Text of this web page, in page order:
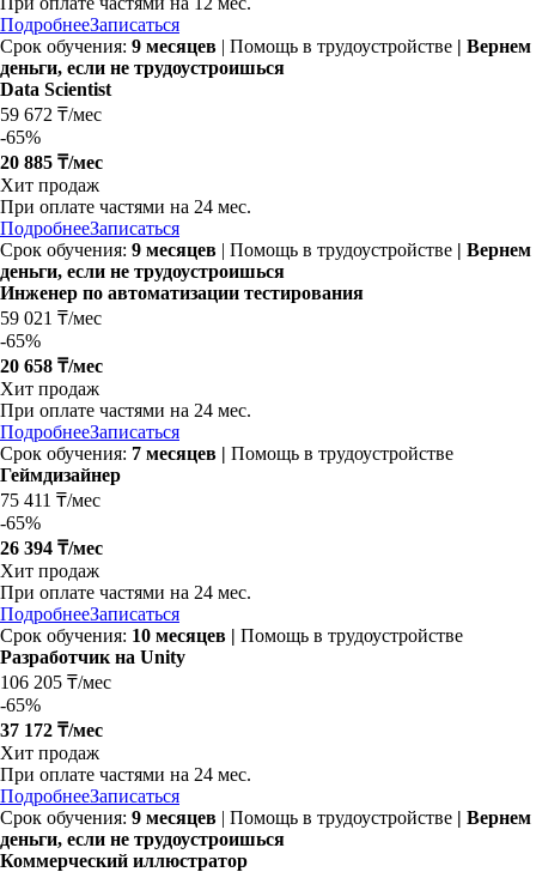
ПодробнееЗаписаться
Срок обучения: 9 месяцев | Помощь в трудоустройстве | Вернем
деньги, если не трудоустроишься
Data Scientist
59 672 ₸/мес
-65%
20 885 ₸/мес
Хит продаж
При оплате частями на 24 мес.
ПодробнееЗаписаться
Срок обучения: 9 месяцев | Помощь в трудоустройстве | Вернем
деньги, если не трудоустроишься
Инженер по автоматизации тестирования
59 021 ₸/мес
-65%
20 658 ₸/мес
Хит продаж
При оплате частями на 24 мес.
ПодробнееЗаписаться
Срок обучения: 7 месяцев | Помощь в трудоустройстве
Геймдизайнер
75 411 ₸/мес
-65%
26 394 ₸/мес
Хит продаж
При оплате частями на 24 мес.
ПодробнееЗаписаться
Срок обучения: 10 месяцев | Помощь в трудоустройстве
Разработчик на Unity
106 205 ₸/мес
-65%
37 172 ₸/мес
Хит продаж
При оплате частями на 24 мес.
ПодробнееЗаписаться
Срок обучения: 9 месяцев | Помощь в трудоустройстве | Вернем
деньги, если не трудоустроишься
Коммерческий иллюстратор